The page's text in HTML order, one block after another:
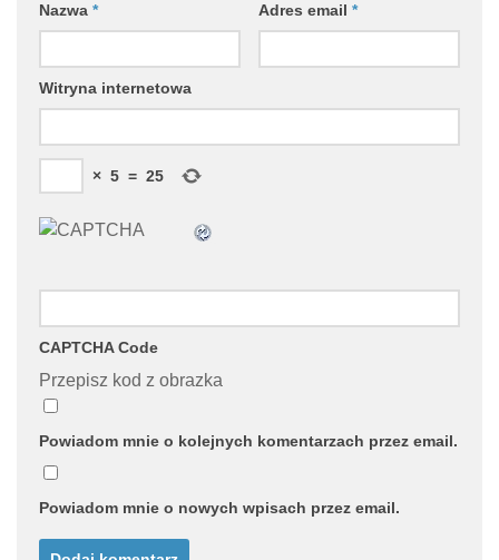
Nazwa * Adres email *
Witryna internetowa
× 5 = 25
CAPTCHA Code
Przepisz kod z obrazka
Powiadom mnie o kolejnych komentarzach przez email.
Powiadom mnie o nowych wpisach przez email.